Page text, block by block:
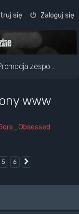
Zaloguj się
się
Promocja zespołu / strony www
www
5 6